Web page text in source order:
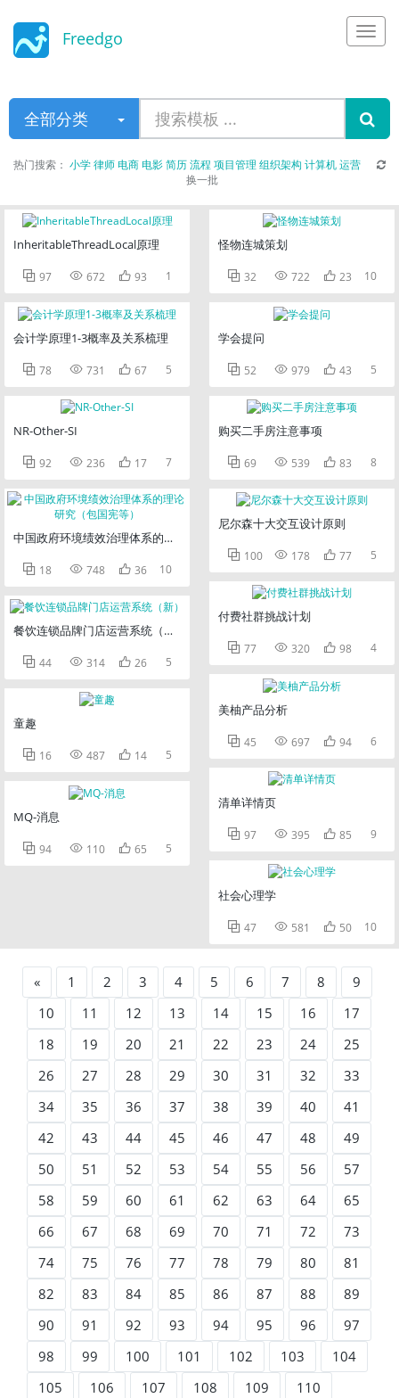
Freedgo
全部分类
热门搜索： 小学律师电商电影简历流程 项目管理 组织架构 计算机运营
换一批
InheritableThreadLocal原理
 97  672  93 1
会计学原理1-3概率及关系梳理
 78  731  67 5
NR-Other-SI
 92  236  17 7
中国政府环境绩效治理体系的理论研究（包国宪等）
 18  748  36 10
餐饮连锁品牌门店运营系统（新）
 44  314  26 5
童趣
 16  487  14 5
MQ-消息
 94  110  65 5
怪物连城策划
 32  722  23 10
学会提问
 52  979  43 5
购买二手房注意事项
 69  539  83 8
尼尔森十大交互设计原则
 100  178  77 5
付费社群挑战计划
 77  320  98 4
美柚产品分析
 45  697  94 6
清单详情页
 97  395  85 9
社会心理学
 47  581  50 10
« 1 2 3 4 5 6 7 8
9
10
11 12 13 14 15 16
17
18
19 20 21 22 23 24
25
26
27 28 29 30 31 32
33
34
35 36 37 38 39 40
41
42
43 44 45 46 47 48
49
50
51 52 53 54 55 56
57
58
59 60 61 62 63 64
65
66
67 68 69 70 71 72
73
74
75 76 77 78 79 80
81
82
83 84 85 86 87 88
89
90
91 92 93 94 95 96
97
98
99 100 101 102 103
104
105
106 107 108 109
110